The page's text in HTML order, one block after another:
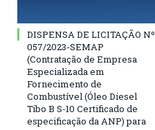
DISPENSA DE LICITAÇÃO Nº
057/2023-SEMAP
(Contratação de Empresa
Especializada em
Fornecimento de
Combustível (Óleo Diesel
Tibo B S-10 Certificado de
especificação da ANP) para